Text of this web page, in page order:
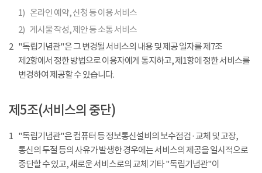
1) 온라인 예약, 신청 등 이용 서비스
2) 게시물 작성, 제안 등 소통 서비스
2 "독립기념관"은 그 변경될 서비스의 내용 및 제공 일자를 제7조
제2항에서 정한 방법으로 이용자에게 통지하고, 제1항에 정한 서비스를
변경하여 제공할 수 있습니다.
제5조(서비스의 중단)
1 "독립기념관"은 컴퓨터 등 정보통신설비의 보수점검 · 교체 및 고장,
통신의 두절 등의 사유가 발생한 경우에는 서비스의 제공을 일시적으로
중단할 수 있고, 새로운 서비스로의 교체 기타 "독립기념관"이